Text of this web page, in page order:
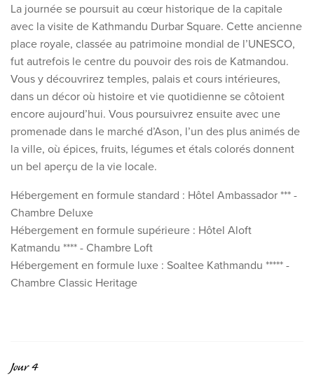
La journée se poursuit au cœur historique de la capitale
avec la visite de Kathmandu Durbar Square. Cette ancienne
place royale, classée au patrimoine mondial de l’UNESCO,
fut autrefois le centre du pouvoir des rois de Katmandou.
Vous y découvrirez temples, palais et cours intérieures,
dans un décor où histoire et vie quotidienne se côtoient
encore aujourd’hui. Vous poursuivrez ensuite avec une
promenade dans le marché d’Ason, l’un des plus animés de
la ville, où épices, fruits, légumes et étals colorés donnent
un bel aperçu de la vie locale.
Hébergement en formule standard : Hôtel Ambassador *** -
Chambre Deluxe
Hébergement en formule supérieure : Hôtel Aloft
Katmandu **** - Chambre Loft
Hébergement en formule luxe : Soaltee Kathmandu ***** -
Chambre Classic Heritage
Jour 4